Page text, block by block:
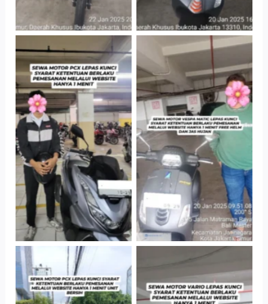
Hotel Kartika
Chandra, Jakarta
Selatan
Cityplaza
Jatinegara Gedung
Parkir P6A